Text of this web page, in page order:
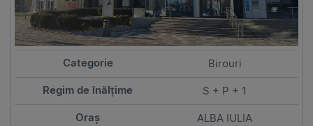
Birouri
S + P + 1
ALBA IULIA